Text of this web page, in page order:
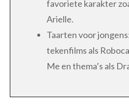
favoriete karakter
Arielle.
Taarten voor
tekenfilms als
Me en thema’s als